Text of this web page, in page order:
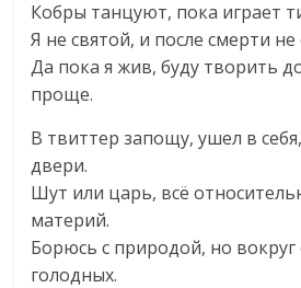
Кобры танцуют, пока играет
Я не святой, и после смерти
Да пока я жив, буду творить
проще.
В твиттер запощу, ушел в
двери.
Шут или царь, всё
материй.
Борюсь с природой, но вокруг
голодных.